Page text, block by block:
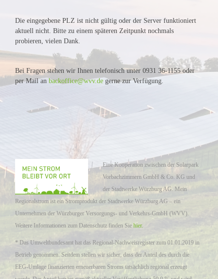
Die eingegebene PLZ ist nicht gültig oder der Server funktioniert
aktuell nicht. Bitte zu einem späteren Zeitpunkt nochmals
probieren, vielen Dank.
Bei Fragen stehen wir Ihnen telefonisch unter 0931 36-1155 oder
per Mail anbackoffice@wvv.de gerne zur Verfügung.
Eine Kooperation zwischen der Solarpark
Vorbachzimmern GmbH & Co. KG und
der Stadtwerke Würzburg AG. Mein
Regionalstrom ist ein Stromprodukt der Stadtwerke Würzburg AG – ein
Unternehmen der Würzburger Versorgungs- und Verkehrs-GmbH (WVV).
Weitere Informationen zum Datenschutz finden Siehier.
* Das Umweltbundesamt hat das Regional-Nachweisregister zum 01.01.2019 in
Betrieb genommen. Seitdem stellen wir sicher, dass der Anteil des durch die
EEG-Umlage finanzierten erneuerbaren Stroms tatsächlich regional erzeugt